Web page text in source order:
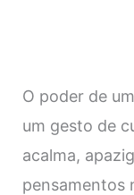
O poder de
um gesto de
acalma,
pensamentos